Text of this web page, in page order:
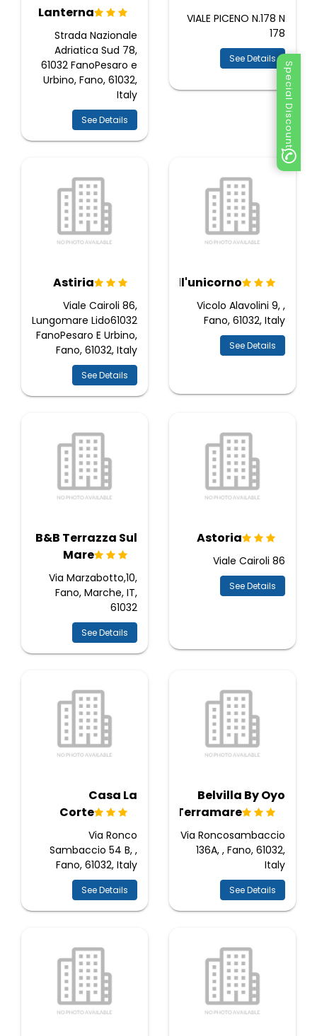
Special Discount
VIALE PICENO N.178 N
178
See Details
Lanterna
Strada Nazionale
Adriatica Sud 78,
61032 FanoPesaro e
Urbino, Fano, 61032,
Italy
See Details
All'unicorno
Vicolo Alavolini 9, ,
Fano, 61032, Italy
See Details
Astiria
Viale Cairoli 86,
Lungomare Lido61032
FanoPesaro E Urbino,
Fano, 61032, Italy
See Details
Astoria
Viale Cairoli 86
See Details
B&B Terrazza Sul
Mare
Via Marzabotto,10,
Fano, Marche, IT,
61032
See Details
Belvilla By Oyo
Terramare
Via Roncosambaccio
136A, , Fano, 61032,
Italy
See Details
Casa La
Corte
Via Ronco
Sambaccio 54 B, ,
Fano, 61032, Italy
See Details